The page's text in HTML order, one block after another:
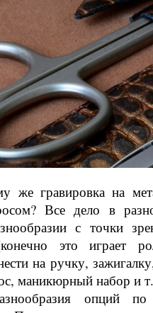
же гравировка на
Все дело в
с точки
это играет
на ручку,
маникюрный набор и
опций